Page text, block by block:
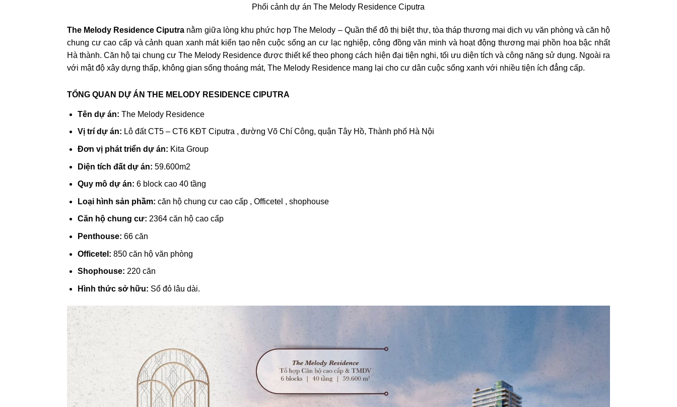
Phối cảnh dự án The Melody Residence Ciputra
The Melody Residence Ciputra nằm giữa lòng khu phức hợp The Melody – Quần thể đô thị biệt thự, tòa tháp thương mại dịch vụ văn phòng và căn hộ
chung cư cao cấp và cảnh quan xanh mát kiến tạo nên cuộc sống an cư lạc nghiệp, công đồng văn minh và hoạt động thương mại phồn hoa bậc nhất
Hà thành. Căn hộ tại chung cư The Melody Residence được thiết kế theo phong cách hiện đại tiện nghi, tối ưu diện tích và công năng sử dụng. Ngoài ra
với mật độ xây dựng thấp, không gian sống thoáng mát, The Melody Residence mang lại cho cư dân cuộc sống xanh với nhiều tiện ích đẳng cấp.
TỔNG QUAN DỰ ÁN THE MELODY RESIDENCE CIPUTRA
Tên dự án: The Melody Residence
Vị trí dự án: Lô đất CT5 – CT6 KĐT Ciputra , đường Võ Chí Công, quận Tây Hồ, Thành phố Hà Nội
Đơn vị phát triển dự án: Kita Group
Diện tích đất dự án: 59.600m2
Quy mô dự án: 6 block cao 40 tầng
Loại hình sản phầm: căn hộ chung cư cao cấp , Officetel , shophouse
Căn hộ chung cư: 2364 căn hộ cao cấp
Penthouse: 66 căn
Officetel: 850 căn hộ văn phòng
Shophouse: 220 căn
Hình thức sở hữu: Sổ đỏ lâu dài.